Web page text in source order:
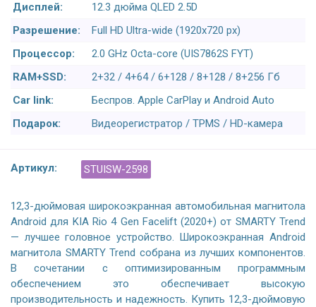
Дисплей:
12.3 дюйма QLED 2.5D
Разрешение:
Full HD Ultra-wide (1920x720 px)
Процессор:
2.0 GHz Octa-core (UIS7862S FYT)
RAM+SSD:
2+32 / 4+64 / 6+128 / 8+128 / 8+256 Гб
Car link:
Беспров. Apple CarPlay и Android Auto
Подарок:
Видеорегистратор / TPMS / HD-камера
Артикул: STUISW-2598
12,3-дюймовая широкоэкранная автомобильная магнитола
Android для KIA Rio 4 Gen Facelift (2020+) от SMARTY Trend
— лучшее головное устройство. Широкоэкранная Android
магнитола SMARTY Trend собрана из лучших компонентов.
В сочетании с оптимизированным программным
обеспечением это обеспечивает высокую
производительность и надежность. Купить 12,3-дюймовую